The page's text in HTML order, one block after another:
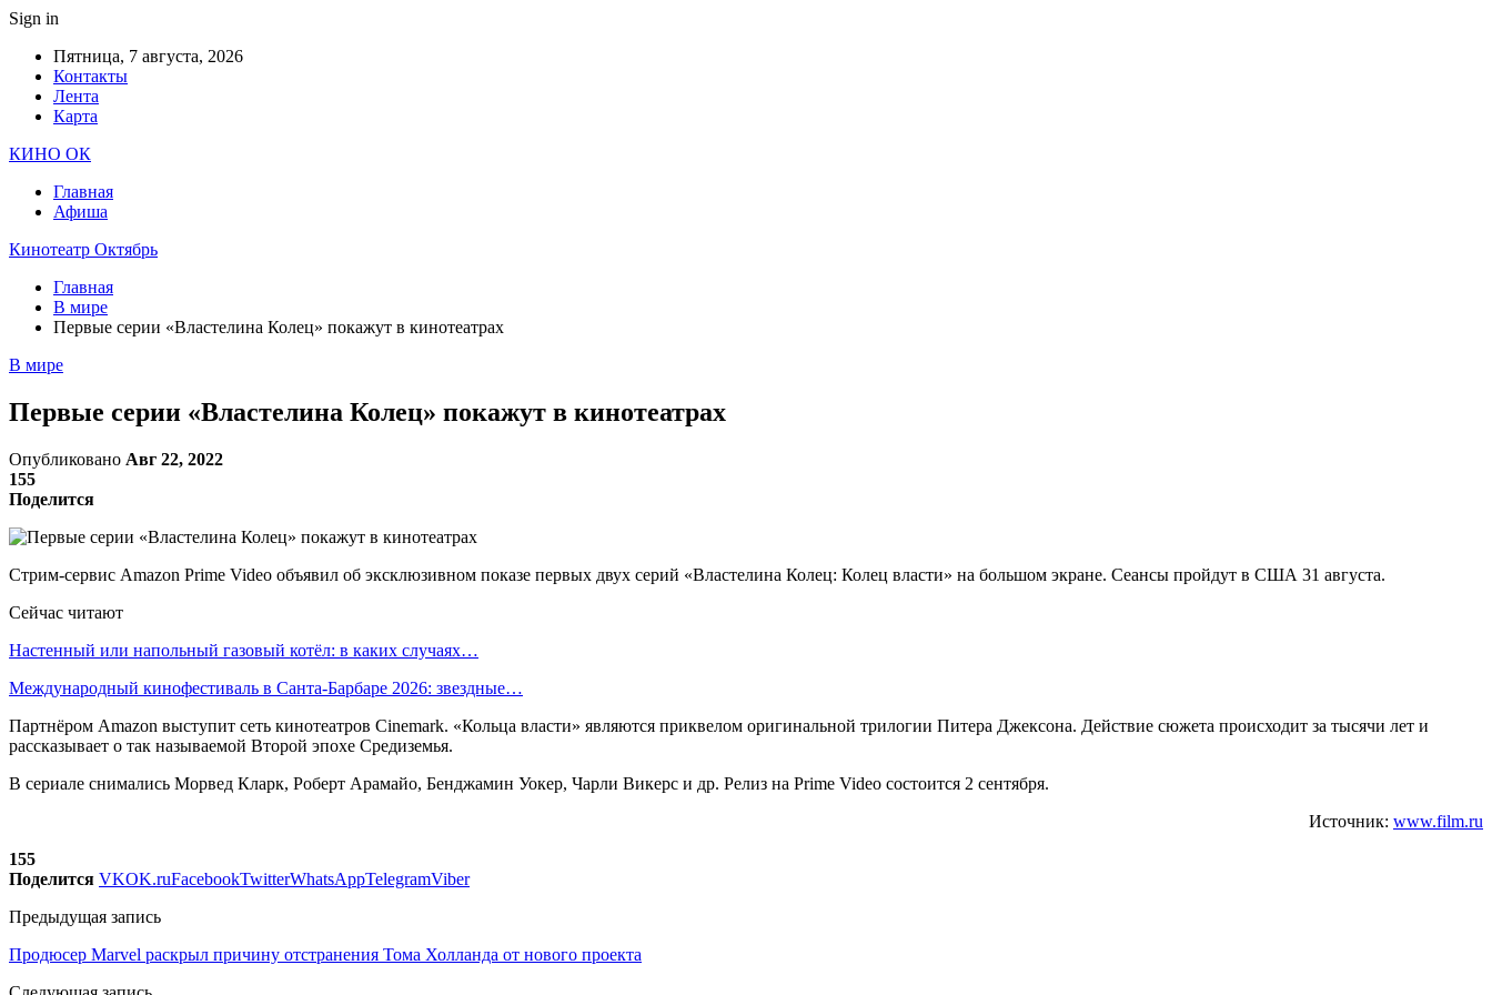
Sign in
Пятница, 7 августа, 2026
Контакты
Лента
Карта
КИНО ОК
Главная
Афиша
Кинотеатр Октябрь
Главная
В мире
Первые серии «Властелина Колец» покажут в кинотеатрах
В мире
Первые серии «Властелина Колец» покажут в кинотеатрах
Опубликовано Авг 22, 2022
155
Поделится
Стрим-сервис Amazon Prime Video объявил об эксклюзивном показе первых двух серий «Властелина Колец: Колец власти» на большом экране. Сеансы пройдут в США 31 августа.
Сейчас читают
Настенный или напольный газовый котёл: в каких случаях…
Международный кинофестиваль в Санта-Барбаре 2026: звездные…
Партнёром Amazon выступит сеть кинотеатров Cinemark. «Кольца власти» являются приквелом оригинальной трилогии Питера Джексона. Действие сюжета происходит за тысячи лет и
рассказывает о так называемой Второй эпохе Средиземья.
В сериале снимались Морвед Кларк, Роберт Арамайо, Бенджамин Уокер, Чарли Викерс и др. Релиз на Prime Video состоится 2 сентября.
Источник: www.film.ru
155
Поделится VKOK.ruFacebookTwitterWhatsAppTelegramViber
Предыдущая запись
Продюсер Marvel раскрыл причину отстранения Тома Холланда от нового проекта